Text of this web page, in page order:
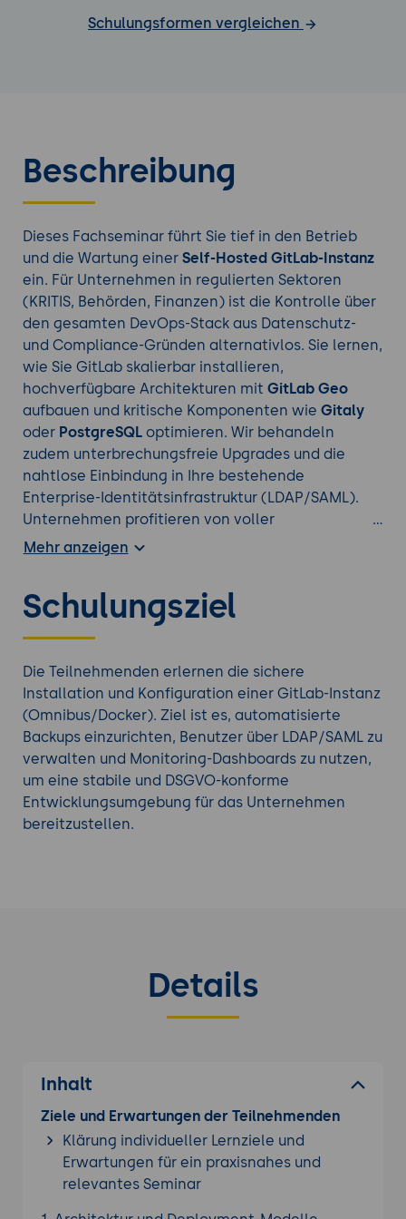
Schulungsformen vergleichen
Beschreibung
Dieses Fachseminar führt Sie tief in den Betrieb
und die Wartung einer Self-Hosted GitLab-Instanz
ein. Für Unternehmen in regulierten Sektoren
(KRITIS, Behörden, Finanzen) ist die Kontrolle über
den gesamten DevOps-Stack aus Datenschutz-
und Compliance-Gründen alternativlos. Sie lernen,
wie Sie GitLab skalierbar installieren,
hochverfügbare Architekturen mit GitLab Geo
aufbauen und kritische Komponenten wie Gitaly
oder PostgreSQLoptimieren. Wir behandeln
zudem unterbrechungsfreie Upgrades und die
nahtlose Einbindung in Ihre bestehende
Enterprise-Identitätsinfrastruktur (LDAP/SAML).
Unternehmen profitieren von voller
Datensouveränität (Eigentum am Code), der
Herzstück der Softwareentwicklung zuverlässig
Auf der Suche nach einem anderenGit Training
Mehr anzeigen
Schulungsziel
Die Teilnehmenden erlernen die sichere
Installation und Konfiguration einer GitLab-Instanz
(Omnibus/Docker). Ziel ist es, automatisierte
Backups einzurichten, Benutzer über LDAP/SAML zu
verwalten und Monitoring-Dashboards zu nutzen,
um eine stabile und DSGVO-konforme
Entwicklungsumgebung für das Unternehmen
bereitzustellen.
Details
Inhalt
Ziele und Erwartungen der Teilnehmenden
Klärung individueller Lernziele und
Erwartungen für ein praxisnahes und
relevantes Seminar